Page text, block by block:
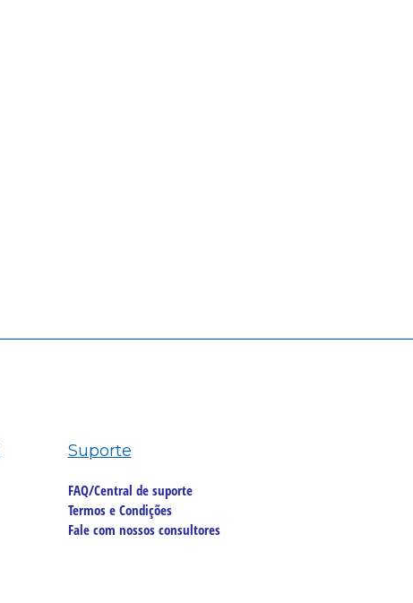
Suporte
FAQ/Central de suporte
Termos e Condições
Fale com nossos consultores